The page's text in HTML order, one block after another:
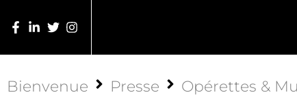
Bienvenue Presse Opérettes &